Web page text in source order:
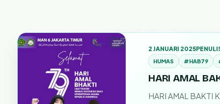
2 JANUARI 2025
HUMAS #HAB79
HARI AMAL
HARI AMAL BAKTI